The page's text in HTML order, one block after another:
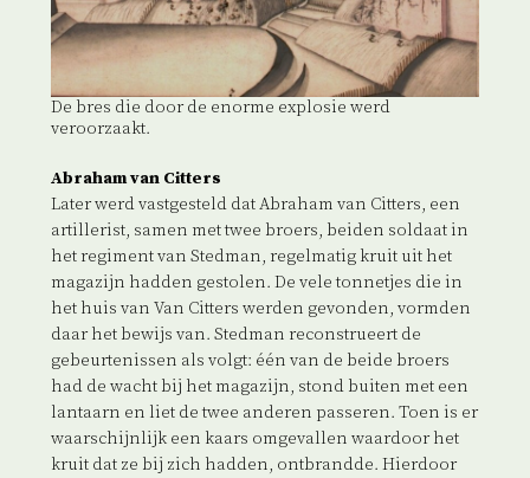
De bres die door de enorme explosie werd
veroorzaakt.
Abraham van Citters
Later werd vastgesteld dat Abraham van Citters, een
artillerist, samen met twee broers, beiden soldaat in
het regiment van Stedman, regelmatig kruit uit het
magazijn hadden gestolen. De vele tonnetjes die in
het huis van Van Citters werden gevonden, vormden
daar het bewijs van. Stedman reconstrueert de
gebeurtenissen als volgt: één van de beide broers
had de wacht bij het magazijn, stond buiten met een
lantaarn en liet de twee anderen passeren. Toen is er
waarschijnlijk een kaars omgevallen waardoor het
kruit dat ze bij zich hadden, ontbrandde. Hierdoor